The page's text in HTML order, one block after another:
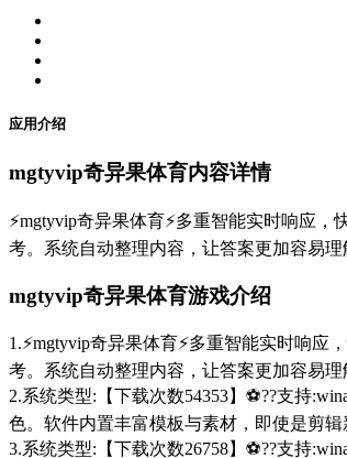
应用介绍
mgtyvip奇异果体育内容详情
⚡mgtyvip奇异果体育⚡多重智能实时响应
考。系统自动整理内容，让答案更加容易理
mgtyvip奇异果体育游戏介绍
1.⚡mgtyvip奇异果体育⚡多重智能实时响应
考。系统自动整理内容，让答案更加容易理
2.系统类型:【下载次数54353】⚽??支持
色。软件内置丰富模板与素材，即使是剪
3.系统类型:【下载次数26758】⚽??支持